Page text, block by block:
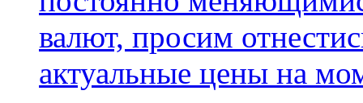
валют, просим
актуальные цены на